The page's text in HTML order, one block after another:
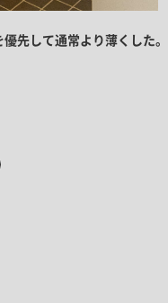
先して通常より薄くした。